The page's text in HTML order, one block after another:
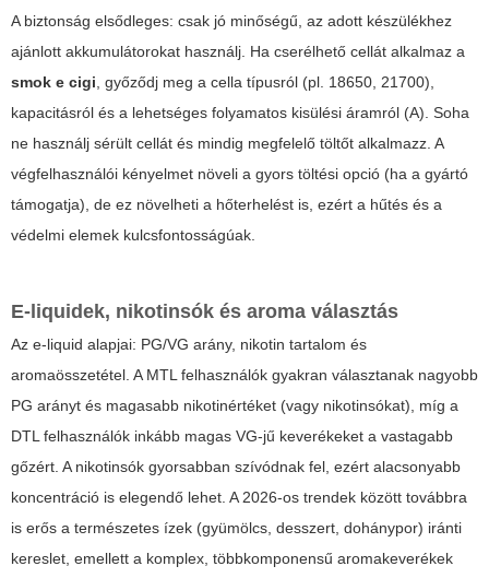
A biztonság elsődleges: csak jó minőségű, az adott készülékhez
ajánlott akkumulátorokat használj. Ha cserélhető cellát alkalmaz a
smok e cigi, győződj meg a cella típusról (pl. 18650, 21700),
kapacitásról és a lehetséges folyamatos kisülési áramról (A). Soha
ne használj sérült cellát és mindig megfelelő töltőt alkalmazz. A
végfelhasználói kényelmet növeli a gyors töltési opció (ha a gyártó
támogatja), de ez növelheti a hőterhelést is, ezért a hűtés és a
védelmi elemek kulcsfontosságúak.
E-liquidek, nikotinsók és aroma választás
Az e-liquid alapjai: PG/VG arány, nikotin tartalom és
aromaösszetétel. A MTL felhasználók gyakran választanak nagyobb
PG arányt és magasabb nikotinértéket (vagy nikotinsókat), míg a
DTL felhasználók inkább magas VG-jű keverékeket a vastagabb
gőzért. A nikotinsók gyorsabban szívódnak fel, ezért alacsonyabb
koncentráció is elegendő lehet. A 2026-os trendek között továbbra
is erős a természetes ízek (gyümölcs, desszert, dohánypor) iránti
kereslet, emellett a komplex, többkomponensű aromakeverékek